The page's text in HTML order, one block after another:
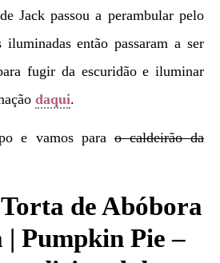
Jack passou a perambular pelo
iluminadas então passaram a ser
fugir da escuridão e iluminar
daqui.
e vamos parao caldeirão da
de Abóbora
Pumpkin Pie –